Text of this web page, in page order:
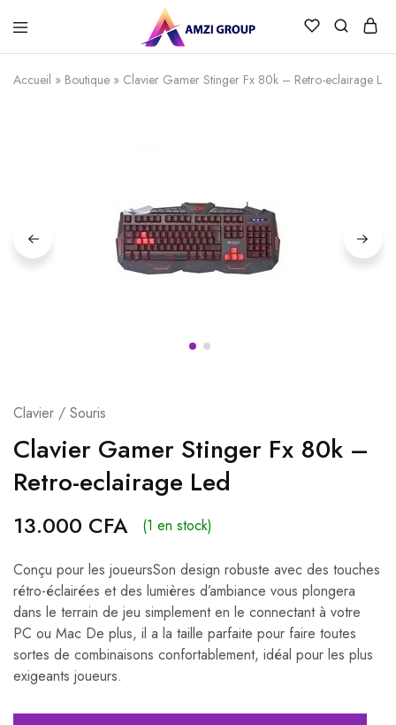
Accueil » Boutique » Clavier Gamer Stinger Fx 80k – Retro-eclairage Led
Clavier / Souris
Clavier Gamer Stinger Fx 80k –
Retro-eclairage Led
13.000 CFA (1 en stock)
Conçu pour les joueursSon design robuste avec des touches
rétro-éclairées et des lumières d’ambiance vous plongera
dans le terrain de jeu simplement en le connectant à votre
PC ou Mac De plus, il a la taille parfaite pour faire toutes
sortes de combinaisons confortablement, idéal pour les plus
exigeants joueurs.